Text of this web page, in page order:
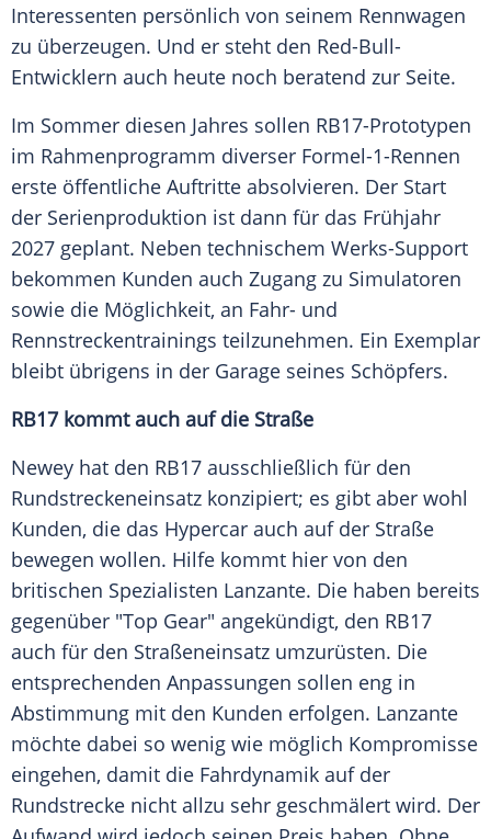
Interessenten persönlich von seinem Rennwagen
zu überzeugen. Und er steht den Red-Bull-
Entwicklern auch heute noch beratend zur Seite.
Im Sommer diesen Jahres sollen RB17-Prototypen
im Rahmenprogramm diverser Formel-1-Rennen
erste öffentliche Auftritte absolvieren. Der Start
der Serienproduktion ist dann für das Frühjahr
2027 geplant. Neben technischem Werks-Support
bekommen Kunden auch Zugang zu Simulatoren
sowie die Möglichkeit, an Fahr- und
Rennstreckentrainings teilzunehmen. Ein Exemplar
bleibt übrigens in der Garage seines Schöpfers.
RB17 kommt auch auf die Straße
Newey hat den RB17 ausschließlich für den
Rundstreckeneinsatz konzipiert; es gibt aber wohl
Kunden, die das Hypercar auch auf der Straße
bewegen wollen. Hilfe kommt hier von den
britischen Spezialisten Lanzante. Die haben bereits
gegenüber "Top Gear" angekündigt, den RB17
auch für den Straßeneinsatz umzurüsten. Die
entsprechenden Anpassungen sollen eng in
Abstimmung mit den Kunden erfolgen. Lanzante
möchte dabei so wenig wie möglich Kompromisse
eingehen, damit die Fahrdynamik auf der
Rundstrecke nicht allzu sehr geschmälert wird. Der